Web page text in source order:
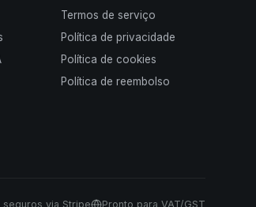
Termos de serviço
Política de privacidade
Política de cookies
Política de reembolso
seguros via Stripe Pronto para VAT/GST